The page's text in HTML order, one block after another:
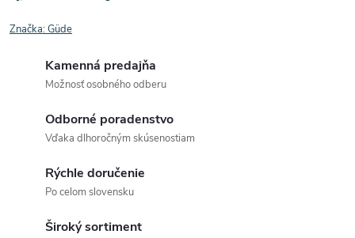
Značka:Güde
Kamenná predajňa
Možnosť osobného odberu
Odborné poradenstvo
Vďaka dlhoročným skúsenostiam
Rýchle doručenie
Po celom slovensku
Široký sortiment